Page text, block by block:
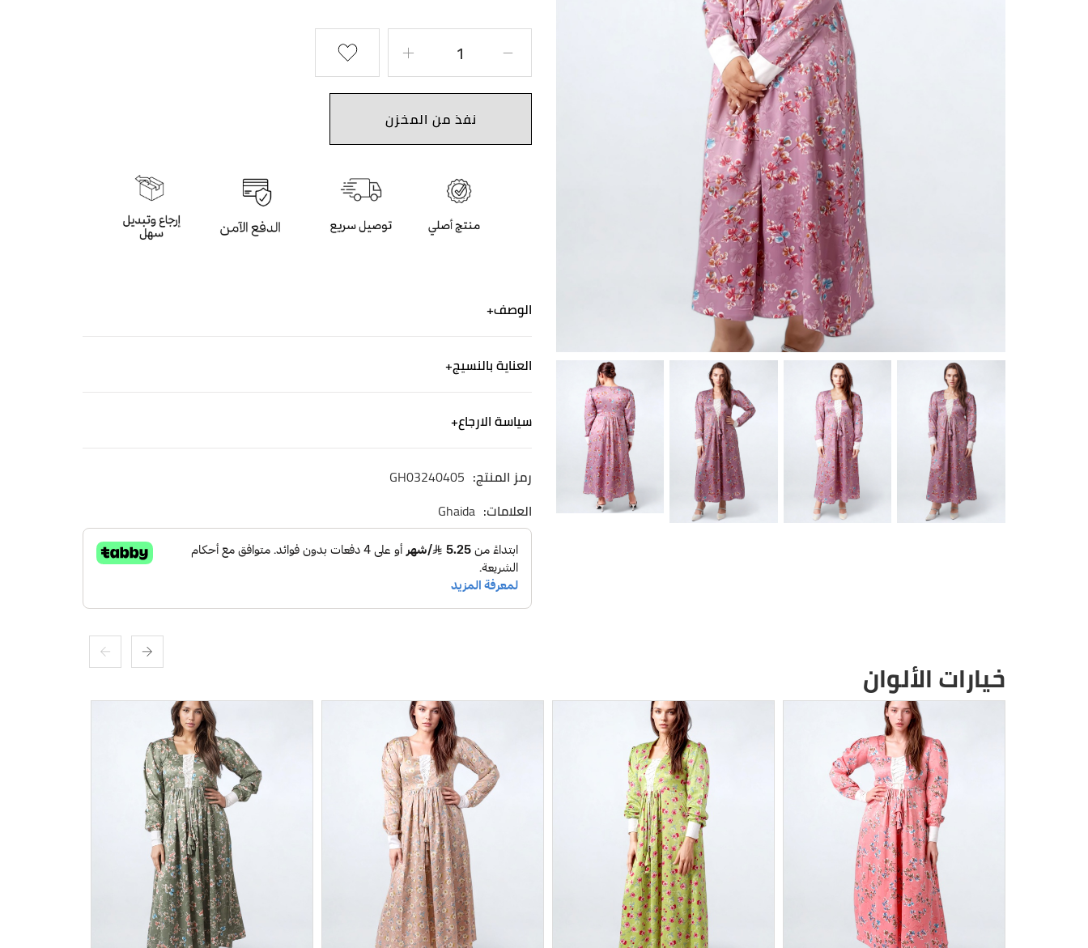
نفذ من المخزن
الوصف
مريح وناعم
طريقة العناية: يغسل بالماء الفاتر
العناية بالنسيج
غسيل آلي لطيف. استخدم منظفًا خفيفًا وجففه في الظل.
سياسة الارجاع
نشحن لجميع أنحاء المملكة العربية السعودية
التوصيل خلال ٢-٤ ايام
الاسترجاع والاستبدال
الاستبدال والاسترجاع مجاني
رمز المنتج: GH03240405
العلامات: Ghaida
خيارات الألوان